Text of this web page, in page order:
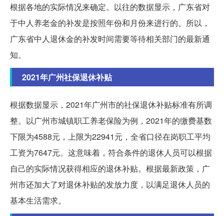
根据各地的实际情况来确定。以往的数据显示，广东省对
于中人养老金的补发是按照年份和月份来进行的。所以，
广东省中人退休金的补发时间需要等待相关部门的最新通
知。
2021年广州社保退休补贴
根据数据显示，2021年广州市的社保退休补贴标准有所调
整。以广州市城镇职工养老保险为例，2021年的缴费基数
下限为4588元，上限为22941元，全省口径在岗职工平均
工资为7647元。这意味着，符合条件的退休人员可以根据
自己的实际情况获得相应的退休补贴。根据最新政策，广
州市还加大了对退休补贴的发放力度，以满足退休人员的
基本生活需求。